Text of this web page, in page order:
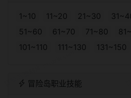
1~10 11~20 21~30
51~60
61~70 71~80
101~110
111~130 131~150
冒险岛职业技能